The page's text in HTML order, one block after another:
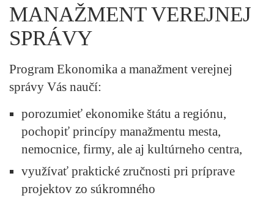
MANAŽMENT VEREJNEJ
SPRÁVY
Program Ekonomika a manažment verejnej
správy Vás naučí:
porozumieť ekonomike štátu a regiónu,
pochopiť princípy manažmentu mesta,
nemocnice, firmy, ale aj kultúrneho centra,
využívať praktické zručnosti pri príprave
projektov zo súkromného